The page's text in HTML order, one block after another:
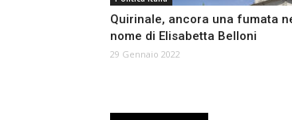
Quirinale, ancora una fumata
nome di Elisabetta Belloni
29 Gennaio 2022